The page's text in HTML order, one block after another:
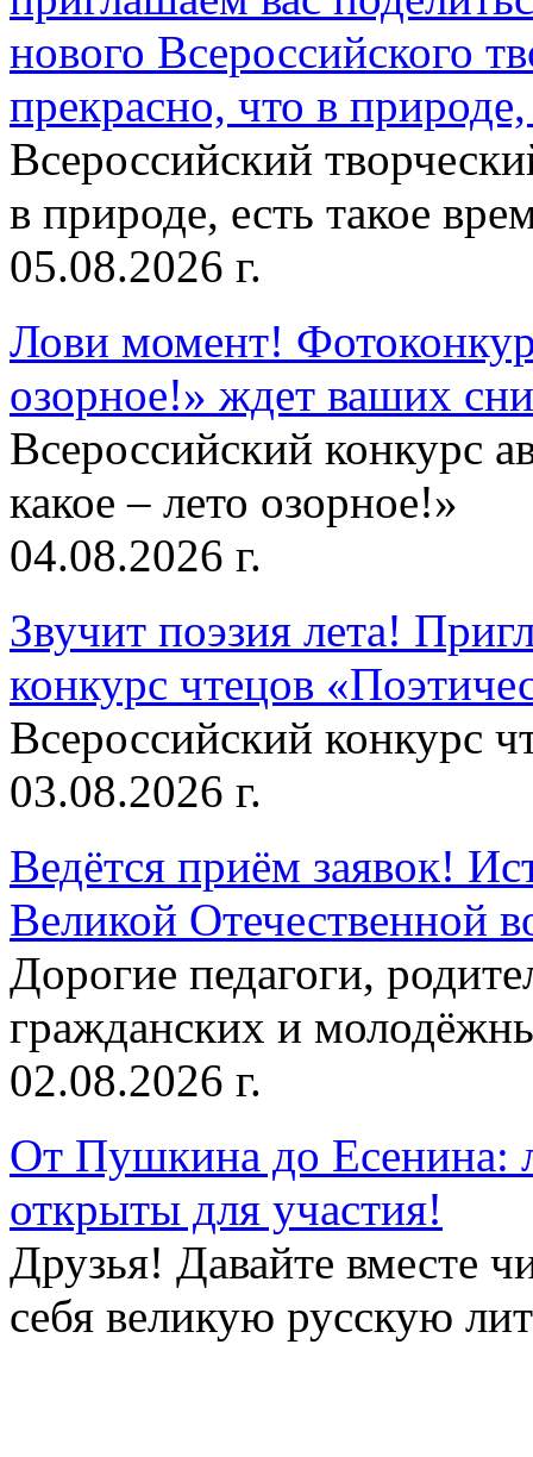
нового Всероссийского
прекрасно, что в
Всероссийский
в природе, есть такое
05.08.2026 г.
Лови момент!
озорное!» ждет ваших
Всероссийский конкурс
какое – лето озорное!»
04.08.2026 г.
Звучит поэзия лета!
конкурс чтецов
Всероссийский конкурс
03.08.2026 г.
Ведётся приём заявок!
Великой Отечественной
Дорогие педагоги,
гражданских и
02.08.2026 г.
От Пушкина до Есенина:
открыты для участия!
Друзья! Давайте вместе
себя великую русскую